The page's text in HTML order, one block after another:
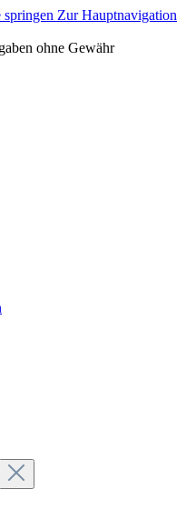
springen Zur Hauptnavigation
ohne Gewähr